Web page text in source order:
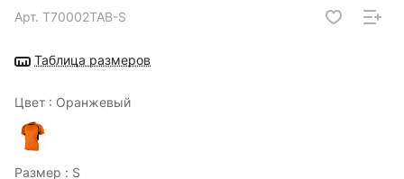
Арт. T70002TAB-S
Таблица размеров
Цвет : Оранжевый
Размер : S